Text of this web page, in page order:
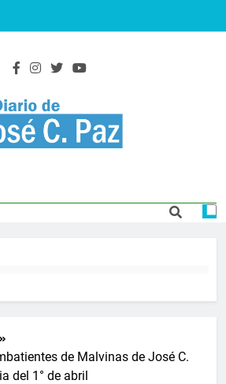
C. Paz
de Malvinas de José C.
del 1° de abril